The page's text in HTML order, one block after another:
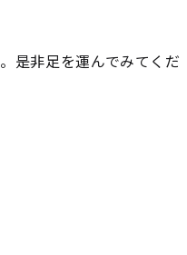
是非足を運んでみてくだ